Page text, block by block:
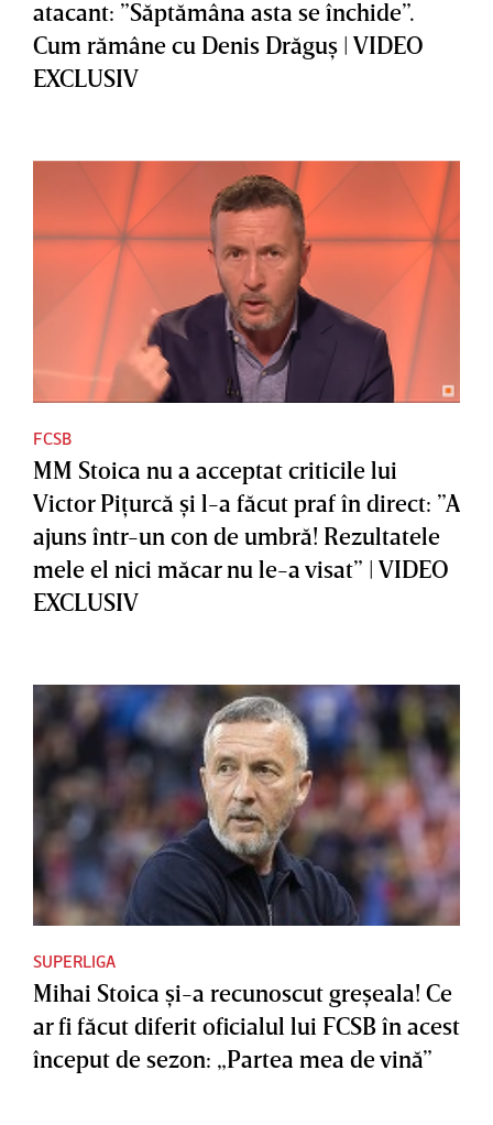
atacant: ”Săptămâna asta se închide”.
Cum rămâne cu Denis Drăguş | VIDEO
EXCLUSIV
FCSB
MM Stoica nu a acceptat criticile lui
Victor Piţurcă şi l-a făcut praf în direct: ”A
ajuns într-un con de umbră! Rezultatele
mele el nici măcar nu le-a visat” | VIDEO
EXCLUSIV
SUPERLIGA
Mihai Stoica şi-a recunoscut greşeala! Ce
ar fi făcut diferit oficialul lui FCSB în acest
început de sezon: „Partea mea de vină”